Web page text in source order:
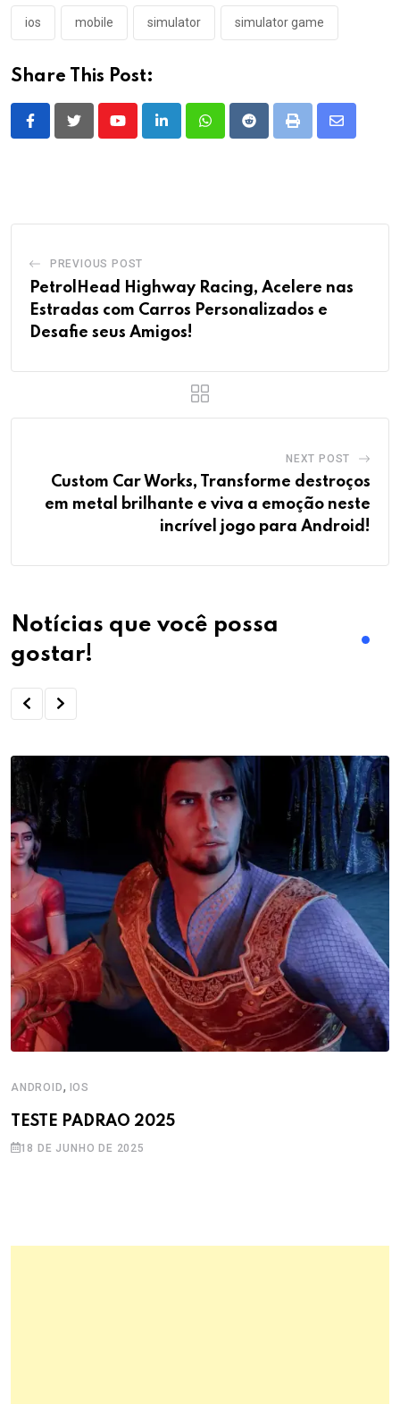
ios mobile simulator simulator game
Share This Post:
YoutubeLinkedInWhatsappRedditPrint
Share
PREVIOUS POST
PetrolHead Highway Racing, Acelere nas
Estradas com Carros Personalizados e
Desafie seus Amigos!
NEXT POST
Custom Car Works, Transforme destroços
em metal brilhante e viva a emoção neste
incrível jogo para Android!
Notícias que você possa
gostar!
ANDROID, IOS
TESTE PADRAO 2025
18 DE JUNHO DE 2025